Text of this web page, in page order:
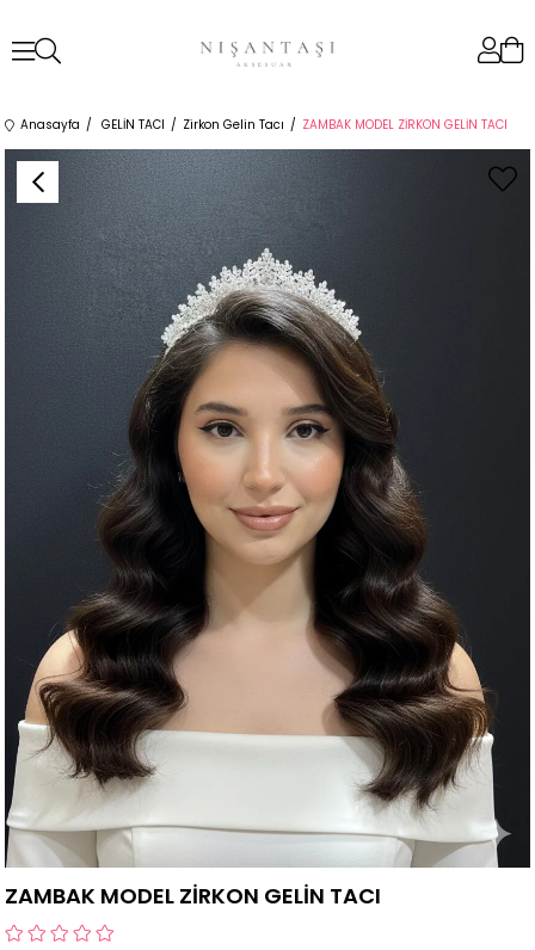
Anasayfa GELİN TACI Zirkon Gelin Tacı ZAMBAK MODEL ZİRKON GELİN TACI
ZAMBAK MODEL ZİRKON GELİN TACI